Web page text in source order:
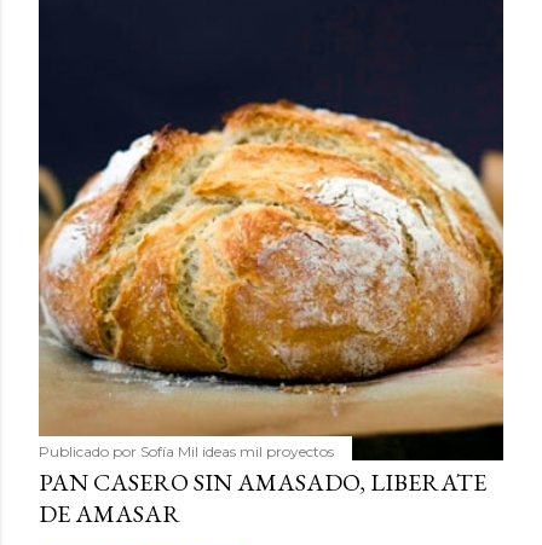
Publicado por Sofía Mil ideas mil proyectos
PAN CASERO SIN AMASADO, LIBERATE
DE AMASAR